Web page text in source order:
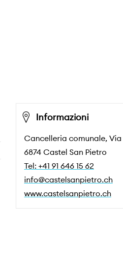
Informazioni
Cancelleria comunale, Via
6874 Castel San Pietro
Tel: +41 91 646 15 62
info@castelsanpietro.ch
www.castelsanpietro.ch